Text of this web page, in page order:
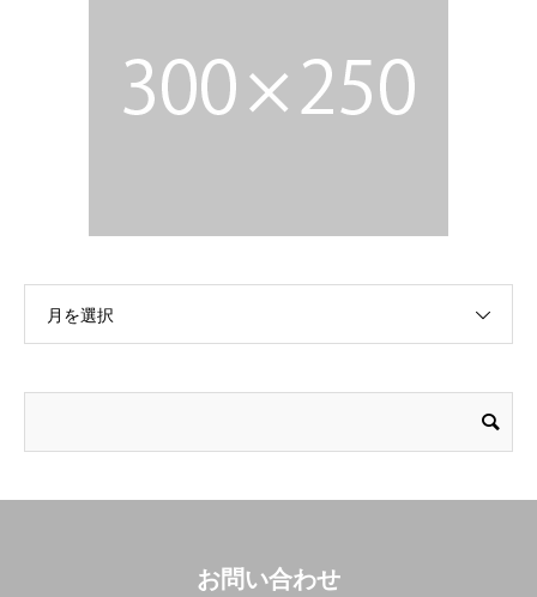
月を選択
お問い合わせ